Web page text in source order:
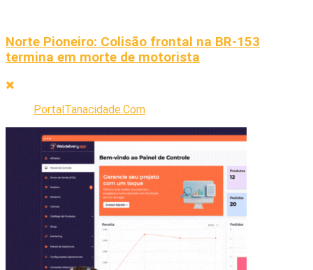
Norte Pioneiro: Colisão frontal na BR-153
termina em morte de motorista
PortalTanacidade.Com